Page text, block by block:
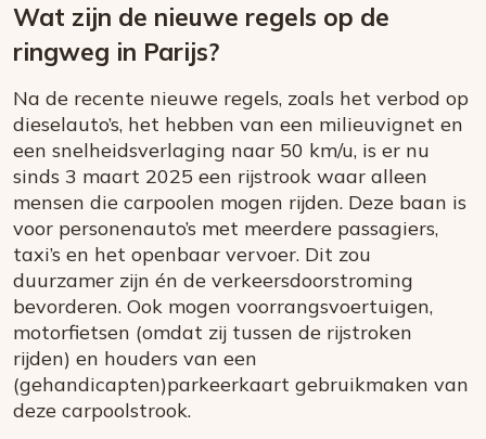
Wat zijn de nieuwe regels op de
ringweg in Parijs?
Na de recente nieuwe regels, zoals het verbod op
dieselauto’s, het hebben van een milieuvignet en
een snelheidsverlaging naar 50 km/u, is er nu
sinds 3 maart 2025 een rijstrook waar alleen
mensen die carpoolen mogen rijden. Deze baan is
voor personenauto’s met meerdere passagiers,
taxi’s en het openbaar vervoer. Dit zou
duurzamer zijn én de verkeersdoorstroming
bevorderen. Ook mogen voorrangsvoertuigen,
motorfietsen (omdat zij tussen de rijstroken
rijden) en houders van een
(gehandicapten)parkeerkaart gebruikmaken van
deze carpoolstrook.